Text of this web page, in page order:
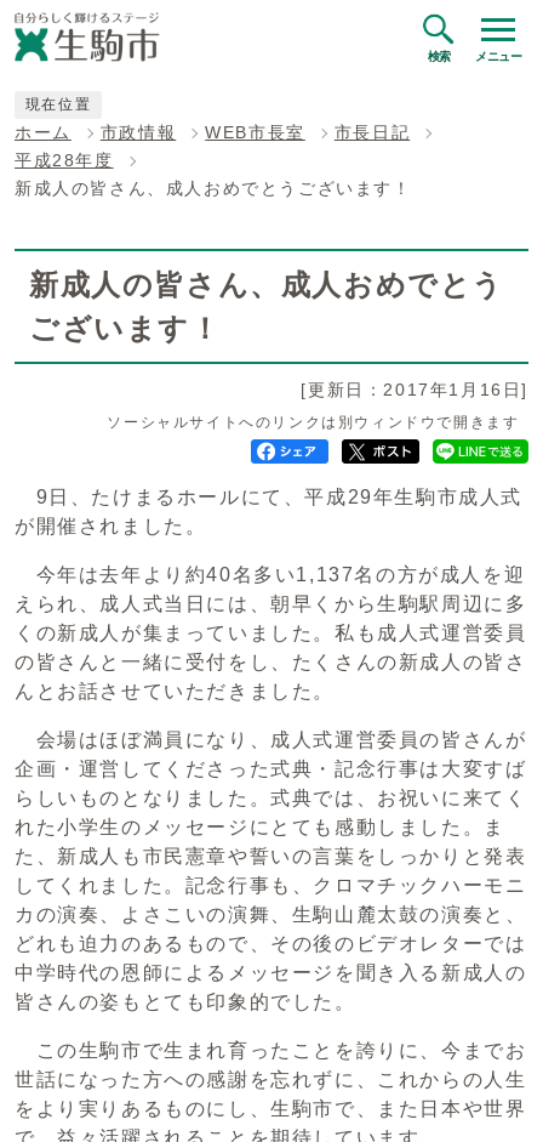
検索 メニュー
現在位置
ホーム 市政情報 WEB市長室
市長日記
平成28年度
新成人の皆さん、成人おめでとうございます！
新成人の皆さん、成人おめでとう
ございます！
[更新日：2017年1月16日]
ソーシャルサイトへのリンクは別ウィンドウで開きます
9日、たけまるホールにて、平成29年生駒市成人式
が開催されました。
今年は去年より約40名多い1,137名の方が成人を迎
えられ、成人式当日には、朝早くから生駒駅周辺に多
くの新成人が集まっていました。私も成人式運営委員
の皆さんと一緒に受付をし、たくさんの新成人の皆さ
んとお話させていただきました。
会場はほぼ満員になり、成人式運営委員の皆さんが
企画・運営してくださった式典・記念行事は大変すば
らしいものとなりました。式典では、お祝いに来てく
れた小学生のメッセージにとても感動しました。ま
た、新成人も市民憲章や誓いの言葉をしっかりと発表
してくれました。記念行事も、クロマチックハーモニ
カの演奏、よさこいの演舞、生駒山麓太鼓の演奏と、
どれも迫力のあるもので、その後のビデオレターでは
中学時代の恩師によるメッセージを聞き入る新成人の
皆さんの姿もとても印象的でした。
この生駒市で生まれ育ったことを誇りに、今までお
世話になった方への感謝を忘れずに、これからの人生
をより実りあるものにし、生駒市で、また日本や世界
で、益々活躍されることを期待しています。